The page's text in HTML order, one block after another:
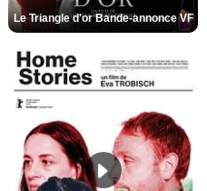
Le Triangle d'or Bande-annonce VF